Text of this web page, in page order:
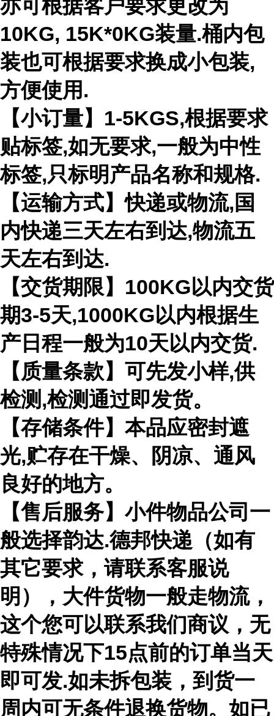
亦可根据客户要求更改为
10KG, 15K*0KG装量.桶内包
装也可根据要求换成小包装,
方便使用.
【小订量】1-5KGS,根据要求
贴标签,如无要求,一般为中性
标签,只标明产品名称和规格.
【运输方式】快递或物流,国
内快递三天左右到达,物流五
天左右到达.
【交货期限】100KG以内交货
期3-5天,1000KG以内根据生
产日程一般为10天以内交货.
【质量条款】可先发小样,供
检测,检测通过即发货。
【存储条件】本品应密封遮
光,贮存在干燥、阴凉、通风
良好的地方。
【售后服务】小件物品公司一
般选择韵达.德邦快递（如有
其它要求，请联系客服说
明），大件货物一般走物流，
这个您可以联系我们商议，无
特殊情况下15点前的订单当天
即可发.如未拆包装，到货一
周内可无条件退换货物。如已